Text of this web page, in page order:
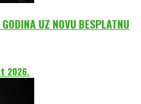
UZ NOVU BESPLATNU
2026.